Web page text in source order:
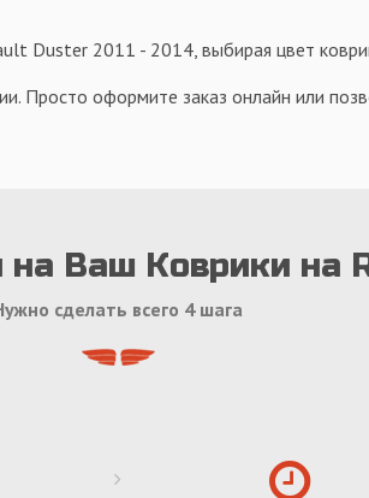
Duster 2011 - 2014, выбирая цвет
Просто оформите заказ онлайн или
на Ваш Коврики на
сделать всего 4 шага